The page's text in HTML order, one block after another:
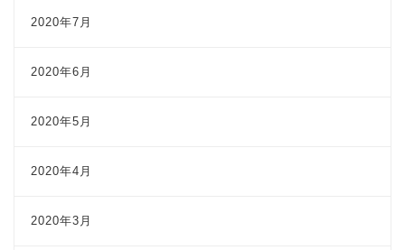
2020年7月
2020年6月
2020年5月
2020年4月
2020年3月